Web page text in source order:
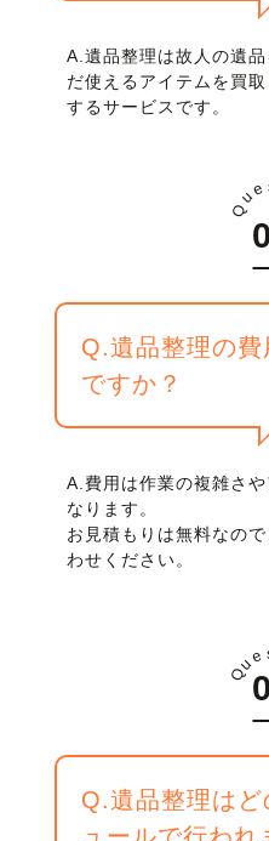
A.遺品整理は故人の遺
だ使えるアイテムを買
するサービスです。
Q
ue
Q.遺品整理の
ですか？
A.費用は作業の複雑さ
なります。
お見積もりは無料なの
わせください。
Q
ue
Q.遺品整理は